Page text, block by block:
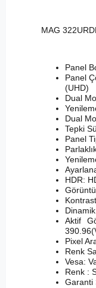
MAG
Panel
Panel
(UHD)
Dual
Dual
Tepki
Panel
HDR:
Aktif
Pixel
Renk
Vesa:
Renk :
Garanti